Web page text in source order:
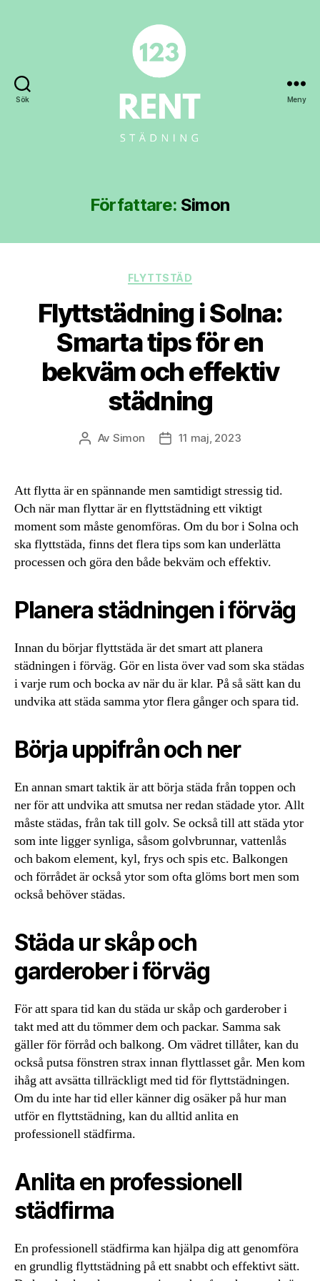
Sök Meny
Författare: Simon
Kategorier
FLYTTSTÄD
Flyttstädning i Solna:
Smarta tips för en
bekväm och effektiv
städning
Inläggsförfattare
Av Simon Inläggsdatum
11 maj, 2023
Att flytta är en spännande men samtidigt stressig tid.
Och när man flyttar är en flyttstädning ett viktigt
moment som måste genomföras. Om du bor i Solna och
ska flyttstäda, finns det flera tips som kan underlätta
processen och göra den både bekväm och effektiv.
Planera städningen i förväg
Innan du börjar flyttstäda är det smart att planera
städningen i förväg. Gör en lista över vad som ska städas
i varje rum och bocka av när du är klar. På så sätt kan du
undvika att städa samma ytor flera gånger och spara tid.
Börja uppifrån och ner
En annan smart taktik är att börja städa från toppen och
ner för att undvika att smutsa ner redan städade ytor. Allt
måste städas, från tak till golv. Se också till att städa ytor
som inte ligger synliga, såsom golvbrunnar, vattenlås
och bakom element, kyl, frys och spis etc. Balkongen
och förrådet är också ytor som ofta glöms bort men som
också behöver städas.
Städa ur skåp och
garderober i förväg
För att spara tid kan du städa ur skåp och garderober i
takt med att du tömmer dem och packar. Samma sak
gäller för förråd och balkong. Om vädret tillåter, kan du
också putsa fönstren strax innan flyttlasset går. Men kom
ihåg att avsätta tillräckligt med tid för flyttstädningen.
Om du inte har tid eller känner dig osäker på hur man
utför en flyttstädning, kan du alltid anlita en
professionell städfirma.
Anlita en professionell
städfirma
En professionell städfirma kan hjälpa dig att genomföra
en grundlig flyttstädning på ett snabbt och effektivt sätt.